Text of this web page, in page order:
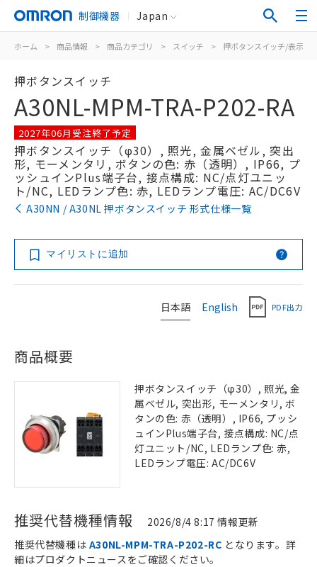
制御機器 Japan
ホーム > 商品情報 > 商品カテゴリ > スイッチ > 押ボタンスイッチ/表示灯
押ボタンスイッチ
A30NL-MPM-TRA-P202-RA
2027年06月受注終了予定
押ボタンスイッチ（φ30）, 照光, 金属ベゼル, 突出
形, モーメンタリ, ボタンの色: 赤（透明）, IP66, プ
ッシュインPlus端子台, 接点構成: NC/点灯ユニッ
ト/NC, LEDランプ色: 赤, LEDランプ電圧: AC/DC6V
A30NN / A30NL 押ボタンスイッチ 形式仕様一覧
マイリストに追加
日本語 English PDF出力
商品概要
押ボタンスイッチ（φ30）, 照光, 金
属ベゼル, 突出形, モーメンタリ, ボ
タンの色: 赤（透明）, IP66, プッシ
ュインPlus端子台, 接点構成: NC/点
灯ユニット/NC, LEDランプ色: 赤,
LEDランプ電圧: AC/DC6V
推奨代替機種情報 2026/8/4 8:17 情報更新
推奨代替機種は A30NL-MPM-TRA-P202-RC となります。詳
細はプロダクトニュースをご確認ください。